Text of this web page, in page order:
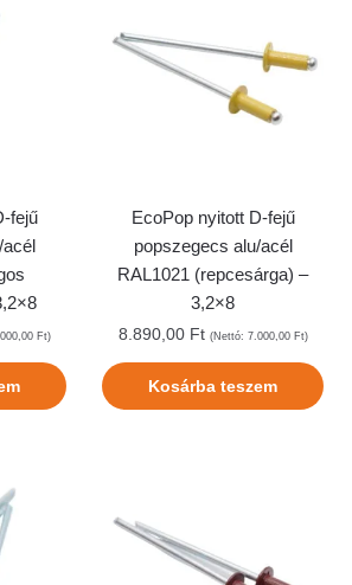
fejű
Ft)
EcoPop nyitott D-fejű
popszegecs alu/acél
RAL1021 (repcesárga) –
3,2×8
8.890,00 Ft (Nettó: 7.000,00 Ft)
Kosárba teszem